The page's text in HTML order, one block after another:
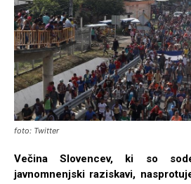
foto: Twitter
Večina Slovencev, ki so
javnomnenjski raziskavi,